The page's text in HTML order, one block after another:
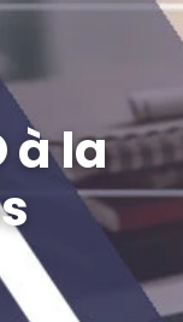
à la